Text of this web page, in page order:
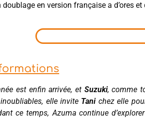
en version française a d’ores
est enfin arrivée, et Suzuki, comme
elle invite Tanichez elle
ce temps, Azuma continue